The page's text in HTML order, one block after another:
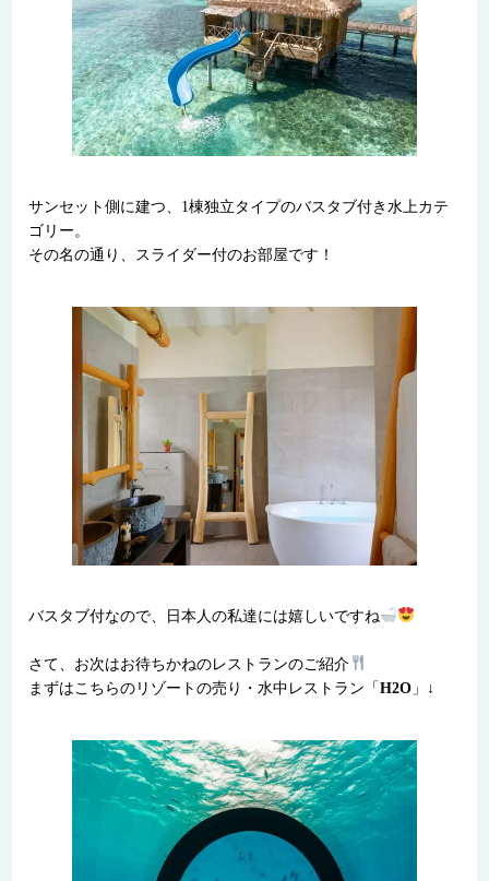
サンセット側に建つ、1棟独立タイプのバスタブ付き水上カテ
ゴリー。
その名の通り、スライダー付のお部屋です！
バスタブ付なので、日本人の私達には嬉しいですね
さて、お次はお待ちかねのレストランのご紹介
まずはこちらのリゾートの売り・水中レストラン「H2O 」↓